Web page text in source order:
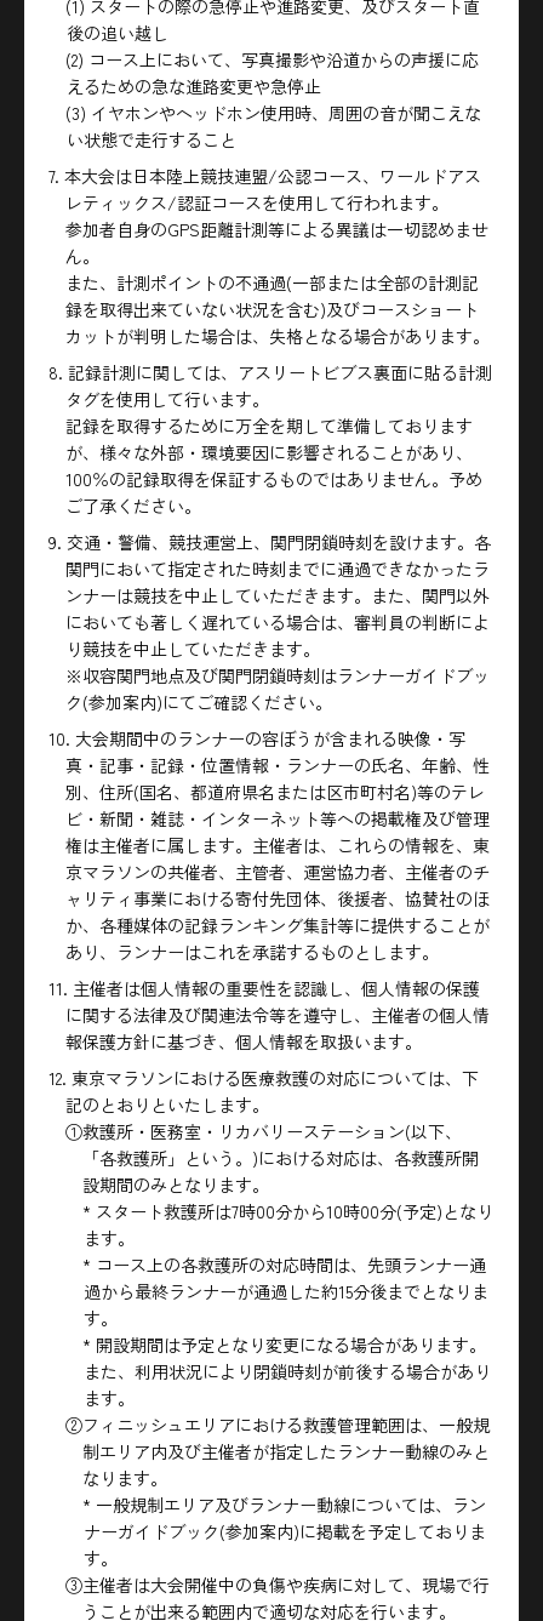
(1) スタートの際の急停止や進路変更、及びスタート直
後の追い越し
(2) コース上において、写真撮影や沿道からの声援に応
えるための急な進路変更や急停止
(3) イヤホンやヘッドホン使用時、周囲の音が聞こえな
い状態で走行すること
7. 本大会は日本陸上競技連盟/公認コース、ワールドアス
レティックス/認証コースを使用して行われます。
参加者自身のGPS距離計測等による異議は一切認めませ
ん。
また、計測ポイントの不通過(一部または全部の計測記
録を取得出来ていない状況を含む)及びコースショート
カットが判明した場合は、失格となる場合があります。
8. 記録計測に関しては、アスリートビブス裏面に貼る計測
タグを使用して行います。
記録を取得するために万全を期して準備しております
が、様々な外部・環境要因に影響されることがあり、
100％の記録取得を保証するものではありません。予め
ご了承ください。
9. 交通・警備、競技運営上、関門閉鎖時刻を設けます。各
関門において指定された時刻までに通過できなかったラ
ンナーは競技を中止していただきます。また、関門以外
においても著しく遅れている場合は、審判員の判断によ
り競技を中止していただきます。
※収容関門地点及び関門閉鎖時刻はランナーガイドブッ
ク(参加案内)にてご確認ください。
10. 大会期間中のランナーの容ぼうが含まれる映像・写
真・記事・記録・位置情報・ランナーの氏名、年齢、性
別、住所(国名、都道府県名または区市町村名)等のテレ
ビ・新聞・雑誌・インターネット等への掲載権及び管理
権は主催者に属します。主催者は、これらの情報を、東
京マラソンの共催者、主管者、運営協力者、主催者のチ
ャリティ事業における寄付先団体、後援者、協賛社のほ
か、各種媒体の記録ランキング集計等に提供することが
あり、ランナーはこれを承諾するものとします。
11. 主催者は個人情報の重要性を認識し、個人情報の保護
に関する法律及び関連法令等を遵守し、主催者の個人情
報保護方針に基づき、個人情報を取扱います。
12. 東京マラソンにおける医療救護の対応については、下
記のとおりといたします。
①救護所・医務室・リカバリーステーション(以下、
「各救護所」という。)における対応は、各救護所開
設期間のみとなります。
* スタート救護所は7時00分から10時00分(予定)となり
ます。
* コース上の各救護所の対応時間は、先頭ランナー通
過から最終ランナーが通過した約15分後までとなりま
す。
* 開設期間は予定となり変更になる場合があります。
また、利用状況により閉鎖時刻が前後する場合があり
ます。
②フィニッシュエリアにおける救護管理範囲は、一般規
制エリア内及び主催者が指定したランナー動線のみと
なります。
* 一般規制エリア及びランナー動線については、ラン
ナーガイドブック(参加案内)に掲載を予定しておりま
す。
③主催者は大会開催中の負傷や疾病に対して、現場で行
うことが出来る範囲内で適切な対応を行います。